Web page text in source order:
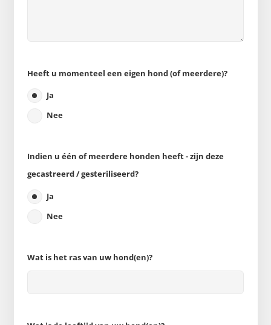
Heeft u momenteel een eigen hond (of meerdere)?
Ja
Nee
Indien u één of meerdere honden heeft - zijn deze
gecastreerd / gesteriliseerd?
Ja
Nee
Wat is het ras van uw hond(en)?